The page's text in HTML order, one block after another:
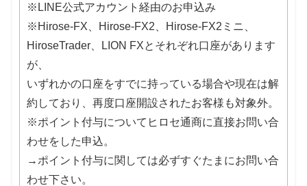
※LINE公式アカウント経由のお申込み
※Hirose-FX、Hirose-FX2、Hirose-FX2ミニ、
HiroseTrader、LION FXとそれぞれ口座があります
が、
いずれかの口座をすでに持っている場合や現在は解
約しており、再度口座開設されたお客様も対象外。
※ポイント付与についてヒロセ通商に直接お問い合
わせをした申込。
→ポイント付与に関しては必ずすぐたまにお問い合
わせ下さい。